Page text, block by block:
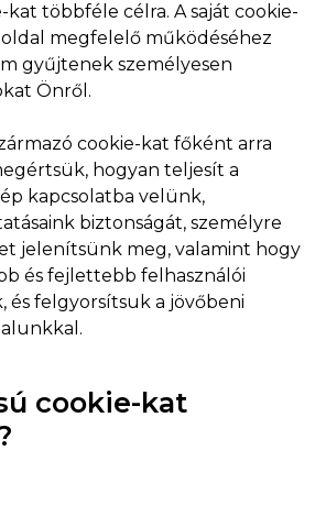
többféle célra. A saját cookie-
megfelelő működéséhez
gyűjtenek személyesen
Önről.
cookie-kat főként arra
hogyan teljesít a
kapcsolatba velünk,
biztonságát, személyre
jelenítsünk meg, valamint hogy
és fejlettebb felhasználói
felgyorsítsuk a jövőbeni
cookie-kat